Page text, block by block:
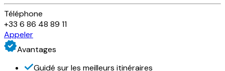
Téléphone
+33 6 86 48 89 11
Appeler
Avantages
Guidé sur les meilleurs itinéraires